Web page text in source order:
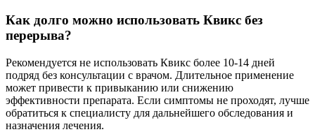
Как долго можно использовать Квикс без
перерыва?
Рекомендуется не использовать Квикс более 10-14 дней
подряд без консультации с врачом. Длительное применение
может привести к привыканию или снижению
эффективности препарата. Если симптомы не проходят, лучше
обратиться к специалисту для дальнейшего обследования и
назначения лечения.